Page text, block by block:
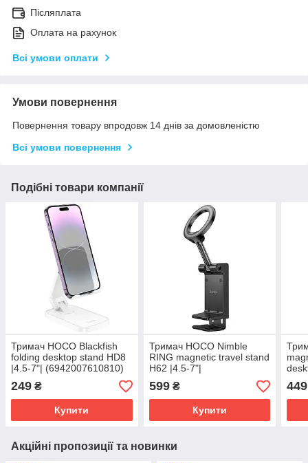
Післяплата
Оплата на рахунок
Всі умови оплати
Умови повернення
Повернення товару впродовж 14 днів за домовленістю
Всі умови повернення
Подібні товари компанії
Тримач HOCO Blackfish
folding desktop stand HD8
|4.5-7"| (6942007610810)
white
249 ₴
Купити
Тримач HOCO Nimble
RING magnetic travel stand
H62 |4.5-7"|
(6942007639248) black
599₴
Купити
449
Акційні пропозиції та новинки